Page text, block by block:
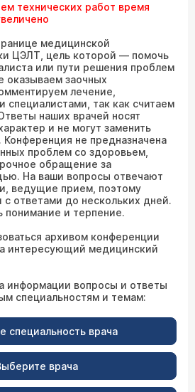
технических работ время
медицинской
ЦЭЛТ, цель которой — помочь
или пути решения проблем
оказываем заочных
лечение,
специалистами, так как считаем
наших врачей носят
и не могут заменить
Конференция не предназначена
проблем со здоровьем,
обращение за
На ваши вопросы отвечают
ведущие прием, поэтому
ответами до нескольких дней.
и терпение.
архивом конференции
интересующий медицинский
информации вопросы и ответы
специальностям и темам:
специальность врача
врача